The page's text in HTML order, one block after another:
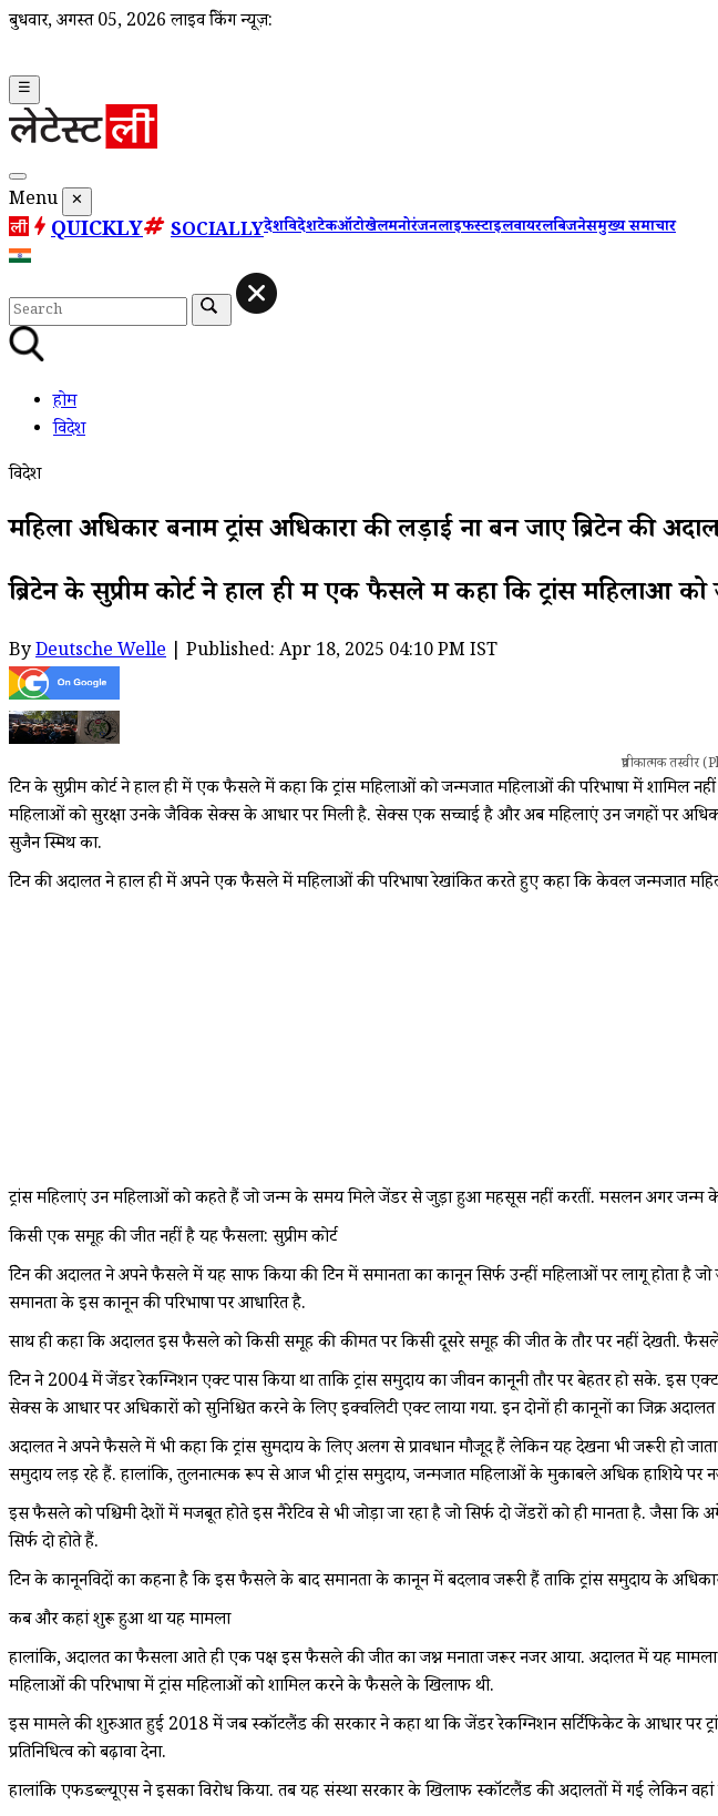
बुधवार, अगस्त 05, 2026 लाइव ब्रेकिंग न्यूज़:
☰
Menu ✕
QUICKLY SOCIALLYदेशविदेशटेकऑटोखेलमनोरंजनलाइफस्टाइलवायरलबिजनेसमुख्य समाचार
होम
विदेश
विदेश
महिला अधिकार बनाम ट्रांस अधिकारों की लड़ाई ना बन जाए ब्रिटेन की
ब्रिटेन के सुप्रीम कोर्ट ने हाल ही में एक फैसले में कहा कि ट्रांस महिलाओं
ByDeutsche Welle | Published: Apr 18, 2025 04:10 PM IST
प्रतीकात्मक
ब्रिटेन के सुप्रीम कोर्ट ने हाल ही में एक फैसले में कहा कि ट्रांस महिलाओं को जन्मजात महिलाओं की परिभाषा में
महिलाओं को सुरक्षा उनके जैविक सेक्स के आधार पर मिली है. सेक्स एक सच्चाई है और अब महिलाएं उन जगहों पर
सुजैन स्मिथ का.
ब्रिटेन की अदालत ने हाल ही में अपने एक फैसले में महिलाओं की परिभाषा रेखांकित करते हुए कहा कि केवल जन्मजात
ट्रांस महिलाएं उन महिलाओं को कहते हैं जो जन्म के समय मिले जेंडर से जुड़ा हुआ महसूस नहीं करतीं. मसलन अगर जन्म
किसी एक समूह की जीत नहीं है यह फैसला: सुप्रीम कोर्ट
ब्रिटेन की अदालत ने अपने फैसले में यह साफ किया की ब्रिटेन में समानता का कानून सिर्फ उन्हीं महिलाओं पर लागू होता
समानता के इस कानून की परिभाषा पर आधारित है.
साथ ही कहा कि अदालत इस फैसले को किसी समूह की कीमत पर किसी दूसरे समूह की जीत के तौर पर नहीं देखती. फैसले
ब्रिटेन ने 2004 में जेंडर रेकग्निशन एक्ट पास किया था ताकि ट्रांस समुदाय का जीवन कानूनी तौर पर बेहतर हो सके.
सेक्स के आधार पर अधिकारों को सुनिश्चित करने के लिए इक्वलिटी एक्ट लाया गया. इन दोनों ही कानूनों का जिक्र
अदालत ने अपने फैसले में भी कहा कि ट्रांस सुमदाय के लिए अलग से प्रावधान मौजूद हैं लेकिन यह देखना भी जरूरी हो जाता
समुदाय लड़ रहे हैं. हालांकि, तुलनात्मक रूप से आज भी ट्रांस समुदाय, जन्मजात महिलाओं के मुकाबले अधिक हाशिये पर
इस फैसले को पश्चिमी देशों में मजबूत होते इस नैरेटिव से भी जोड़ा जा रहा है जो सिर्फ दो जेंडरों को ही मानता है. जैसा
सिर्फ दो होते हैं.
ब्रिटेन के कानूनविदों का कहना है कि इस फैसले के बाद समानता के कानून में बदलाव जरूरी हैं ताकि ट्रांस समुदाय के
कब और कहां शुरू हुआ था यह मामला
हालांकि, अदालत का फैसला आते ही एक पक्ष इस फैसले की जीत का जश्न मनाता जरूर नजर आया. अदालत में यह
महिलाओं की परिभाषा में ट्रांस महिलाओं को शामिल करने के फैसले के खिलाफ थी.
इस मामले की शुरुआत हुई 2018 में जब स्कॉटलैंड की सरकार ने कहा था कि जेंडर रेकग्निशन सर्टिफिकेट के आधार पर
प्रतिनिधित्व को बढ़ावा देना.
हालांकि एफडब्ल्यूएस ने इसका विरोध किया. तब यह संस्था सरकार के खिलाफ स्कॉटलैंड की अदालतों में गई लेकिन